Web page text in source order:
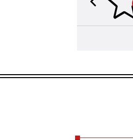
Previous